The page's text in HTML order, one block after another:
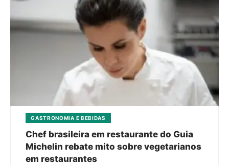
GASTRONOMIA E BEBIDAS
Chef brasileira em restaurante do Guia
Michelin rebate mito sobre vegetarianos
em restaurantes